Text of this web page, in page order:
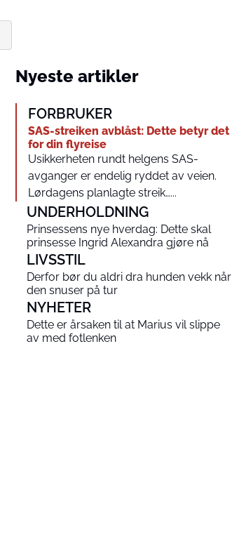
Nyeste artikler
FORBRUKER
SAS-streiken avblåst: Dette betyr det
for din flyreise
Usikkerheten rundt helgens SAS-
avganger er endelig ryddet av veien.
Lørdagens planlagte streik…...
UNDERHOLDNING
Prinsessens nye hverdag: Dette skal
prinsesse Ingrid Alexandra gjøre nå
LIVSSTIL
Derfor bør du aldri dra hunden vekk når
den snuser på tur
NYHETER
Dette er årsaken til at Marius vil slippe
av med fotlenken